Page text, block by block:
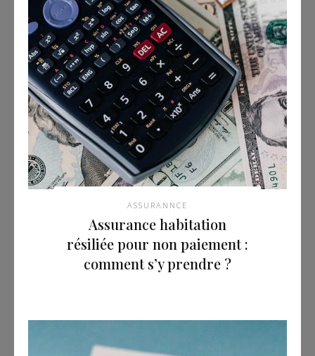
ASSURANNCE
Assurance habitation
résiliée pour non paiement :
comment s’y prendre ?